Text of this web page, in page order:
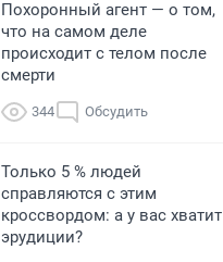
Похоронный агент — о том,
что на самом деле
происходит с телом после
смерти
344 Обсудить
Только 5 % людей
справляются с этим
кроссвордом: а у вас хватит
эрудиции?